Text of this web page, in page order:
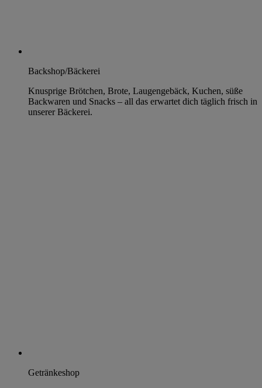
Backshop/Bäckerei
Knusprige Brötchen, Brote, Laugengebäck, Kuchen, süße
Backwaren und Snacks – all das erwartet dich täglich frisch in
unserer Bäckerei.
Getränkeshop